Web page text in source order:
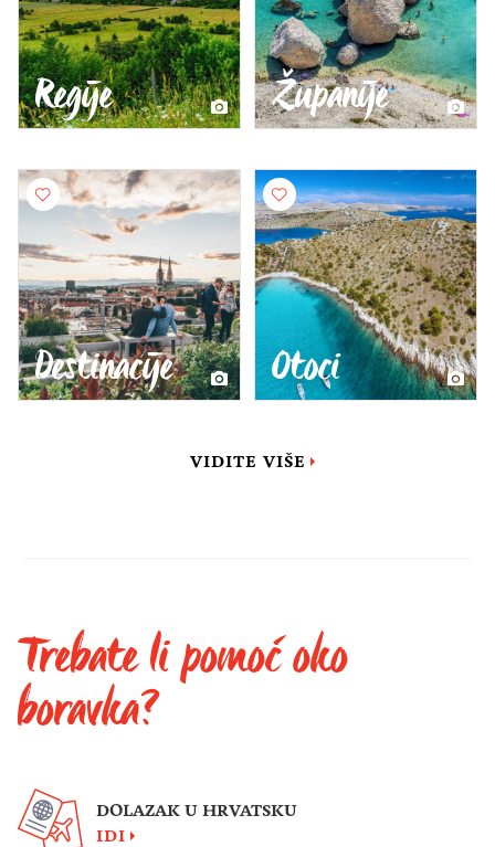
Regije Županije
Destinacije Otoci
VIDITE VIŠE
Trebate li pomoć oko
boravka?
DOLAZAK U HRVATSKU
IDI